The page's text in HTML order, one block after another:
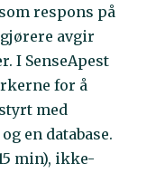
respons på
avgir
I SenseApest
for å
med
en database.
min), ikke-